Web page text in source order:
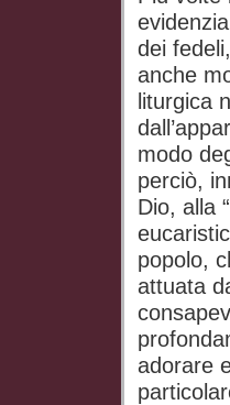
dei
anche
liturgica
modo
perciò,
Dio, alla
popolo,
attuata
adorare